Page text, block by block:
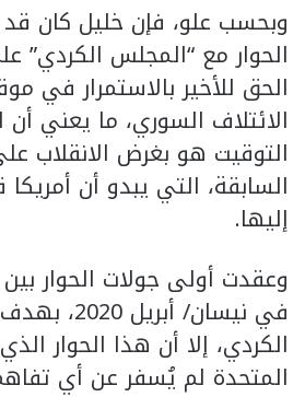
وبحسب علو، فإن خليل كان
الحوار مع “المجلس
الحق للأخير بالاستمرار في
الائتلاف السوري، ما يعني
التوقيت هو بغرض الانقلاب
السابقة، التي يبدو أن
إليها.
وعقدت أولى جولات الحوار
في نيسان/
الكردي، إلا أن هذا الحوار
المتحدة لم يُسفر عن أي